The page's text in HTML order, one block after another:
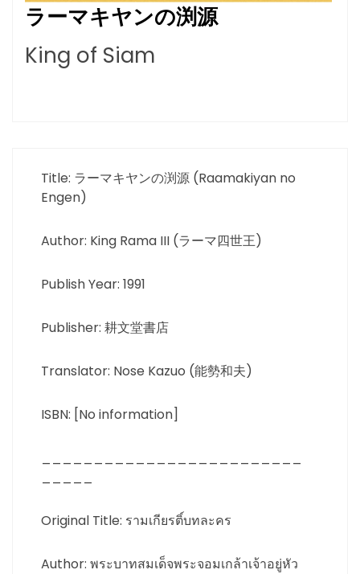
ラーマキヤンの渕源
King of Siam
Title: ラーマキヤンの渕源 (Raamakiyan no
Engen)
Author: King Rama III (ラーマ四世王)
Publish Year: 1991
Publisher: 耕文堂書店
Translator: Nose Kazuo (能勢和夫)
ISBN: [No information]
Original Title: รามเกียรติ์บทละคร
Author: พระบาทสมเด็จพระจอมเกล้าเจ้าอยู่หัว